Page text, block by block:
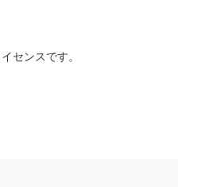
センスです。